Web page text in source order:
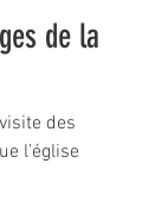
de la
des
l’église